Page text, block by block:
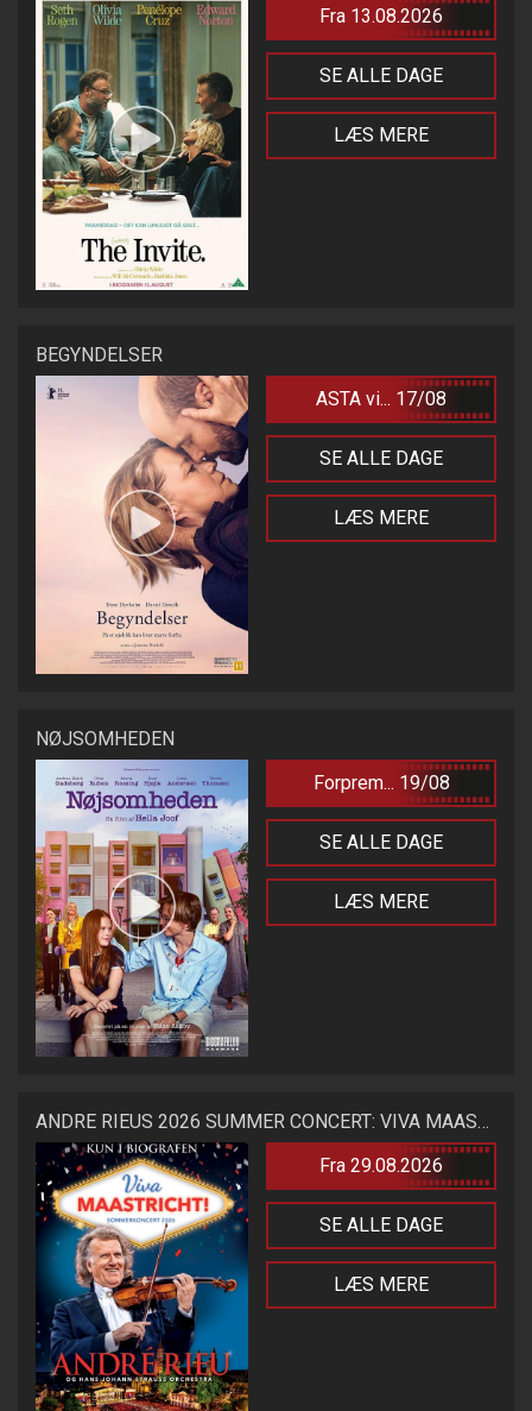
Fra 13.08.2026
SE ALLE DAGE
LÆS MERE
BEGYNDELSER
ASTA vi... 17/08
SE ALLE DAGE
LÆS MERE
NØJSOMHEDEN
Forprem... 19/08
SE ALLE DAGE
LÆS MERE
ANDRE RIEUS 2026 SUMMER CONCERT: VIVA MAASTRICHT!
Fra 29.08.2026
SE ALLE DAGE
LÆS MERE